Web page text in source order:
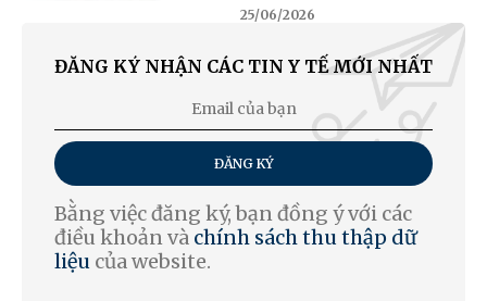
25/06/2026
ĐĂNG KÝ NHẬN CÁC TIN Y TẾ MỚI NHẤT
ĐĂNG KÝ
Bằng việc đăng ký, bạn đồng ý với các
điều khoản và chính sách thu thập dữ
liệu của website.